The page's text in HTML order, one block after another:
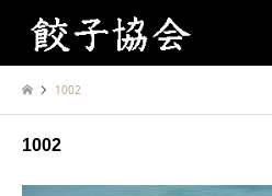
1002
1002